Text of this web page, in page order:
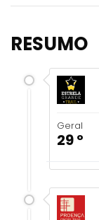
RESUMO
Geral
29 º